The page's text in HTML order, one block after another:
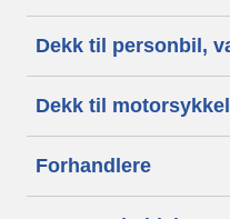
Dekk til personbil,
Dekk til
Forhandlere